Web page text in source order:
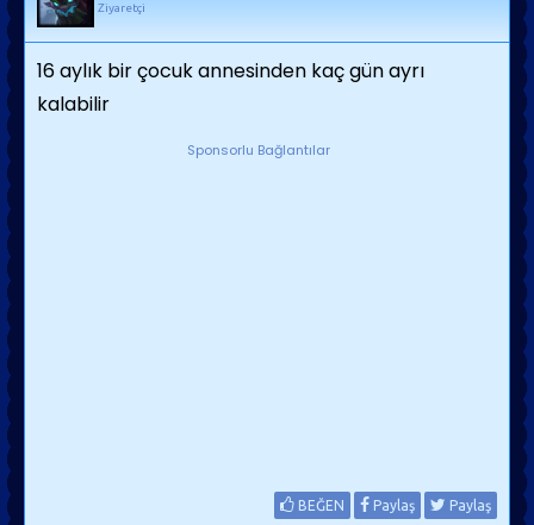
Ziyaretçi
16 aylık bir çocuk annesinden kaç gün ayrı
kalabilir
Sponsorlu Bağlantılar
BEĞEN Paylaş Paylaş